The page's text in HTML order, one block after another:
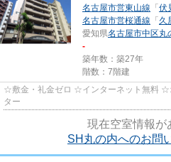
名古屋市営東山線 「 伏
名古屋市営桜通線 「 久
愛知県名古屋市中区丸
-
築年数：築27年
階数：7階建
☆敷金・礼金ゼロ ☆インターネット無料
ター
現在空室情報が
SH丸の内へのお問